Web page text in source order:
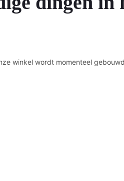
winkel wordt momenteel